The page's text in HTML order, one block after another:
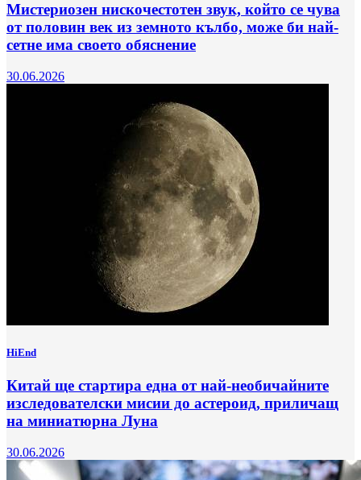
Мистериозен нискочестотен звук, който се чува
от половин век из земното кълбо, може би най-
сетне има своето обяснение
30.06.2026
HiEnd
Китай ще стартира една от най-необичайните
изследователски мисии до астероид, приличащ
на миниатюрна Луна
30.06.2026